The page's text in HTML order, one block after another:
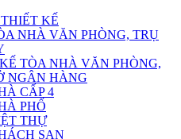
KẾ
NHÀ VĂN PHÒNG, TRỤ
TÒA NHÀ VĂN PHÒNG,
NGÂN HÀNG
CẤP 4
PHỐ
THỰ
SẠN